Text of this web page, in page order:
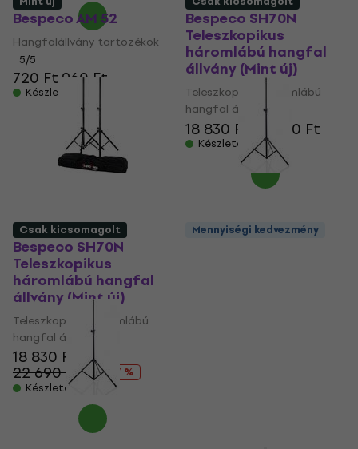
Bespeco AM 52
Hangfalállvány tartozékok
5/5
720 Ft 960 Ft
Készleten
Bespeco SH70N
Teleszkopikus
háromlábú hangfal
állvány (Mint új)
Teleszkopikus háromlábú
hangfal állvány
18 830 Ft 20 750 Ft
Készleten
Bespeco SH70N
Teleszkopikus
háromlábú hangfal
állvány (Mint új)
Teleszkopikus háromlábú
hangfal állvány
18 830 Ft
22 690 Ft
- 17 %
Készleten
Csak kicsomagolt Mennyiségi kedvezmény